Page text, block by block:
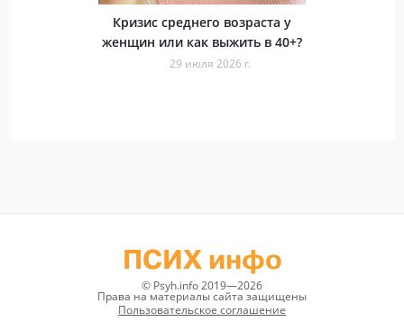
Кризис среднего возраста у
женщин или как выжить в 40+?
29 июля 2026 г.
ПСИХ инфо
© Psyh.info 2019—2026
Права на материалы сайта защищены
Пользовательское соглашение